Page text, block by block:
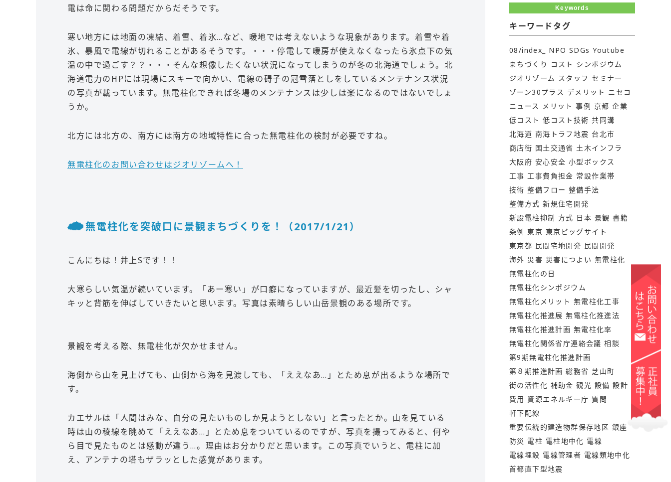
電は命に関わる問題だからだそうです。
寒い地方には地面の凍結、着雪、着氷…など、暖地では考えないような現象があります。着雪や着
氷、暴風で電線が切れることがあるそうです。・・・停電して暖房が使えなくなったら氷点下の気
温の中で過ごす？？・・・そんな想像したくない状況になってしまうのが冬の北海道でしょう。北
海道電力のHPには現場にスキーで向かい、電線の碍子の冠雪落としをしているメンテナンス状況
の写真が載っています。無電柱化できれば冬場のメンテナンスは少しは楽になるのではないでしょ
うか。
北方には北方の、南方には南方の地域特性に合った無電柱化の検討が必要ですね。
無電柱化のお問い合わせはジオリゾームへ！
無電柱化を突破口に景観まちづくりを！（2017/1/21）
こんにちは！井上Sです！！
大寒らしい気温が続いています。「あー寒い」が口癖になっていますが、最近髪を切ったし、シャ
キッと背筋を伸ばしていきたいと思います。写真は素晴らしい山岳景観のある場所です。
景観を考える際、無電柱化が欠かせません。
海側から山を見上げても、山側から海を見渡しても、「ええなあ…」とため息が出るような場所で
す。
カエサルは「人間はみな、自分の見たいものしか見ようとしない」と言ったとか。山を見ている
時は山の稜線を眺めて「ええなあ…」とため息をついているのですが、写真を撮ってみると、何や
ら目で見たものとは感動が違う…。理由はお分かりだと思います。この写真でいうと、電柱に加
え、アンテナの塔もザラッとした感覚があります。
Keywords
キーワードタグ
08/index_ NPO SDGs Youtube
まちづくり
コスト シンポジウム
ジオリゾーム スタッフ セミナー
ゾーン30プラス デメリット ニセコ
ニュース メリット 事例 京都 企業
低コスト 低コスト技術 共同溝
北海道 南海トラフ地震 台北市
商店街 国土交通省 土木インフラ
大阪府 安心安全 小型ボックス
工事 工事費負担金 常設作業帯
技術 整備フロー 整備手法
整備方式 新規住宅開発
新設電柱抑制 方式 日本 景観 書籍
条例 東京 東京ビッグサイト
東京都 民間宅地開発 民間開発
海外 災害 災害につよい 無電柱化
無電柱化の日
無電柱化シンポジウム
無電柱化メリット 無電柱化工事
無電柱化推進展 無電柱化推進法
無電柱化推進計画 無電柱化率
無電柱化関係省庁連絡会議 相談
第9期無電柱化推進計画
第８期推進計画 総務省 芝山町
街の活性化 補助金 観光 設備 設計
費用 資源エネルギー庁 質問
軒下配線
重要伝統的建造物群保存地区 銀座
防災 電柱 電柱地中化 電線
電線埋設 電線管理者 電線類地中化
首都直下型地震